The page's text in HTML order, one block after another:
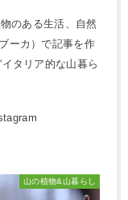
のある生活、自然
ーカ）で記事を作
タリア的な山暮ら
山の植物&山暮らし